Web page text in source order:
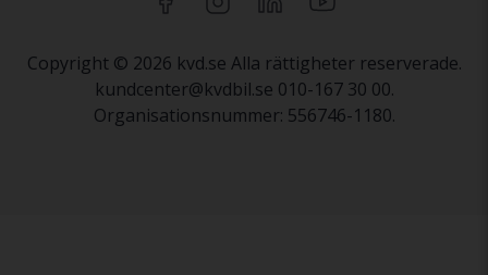
Copyright © 2026 kvd.se Alla rättigheter reserverade.
kundcenter@kvdbil.se 010-167 30 00.
Organisationsnummer: 556746-1180.